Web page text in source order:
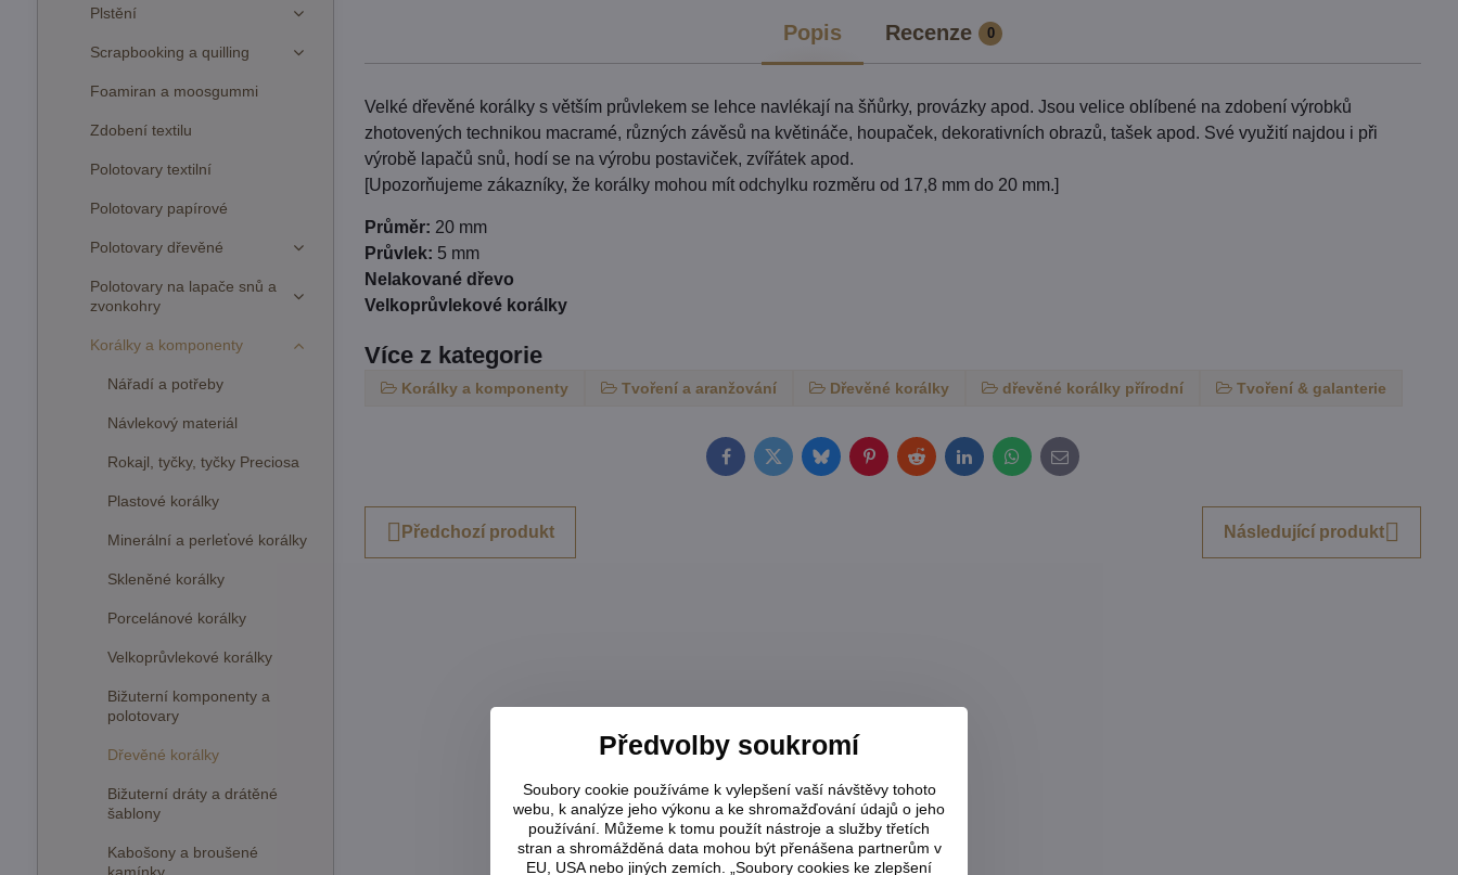
Popis Recenze 0
Velké dřevěné korálky s větším průvlekem se lehce navlékají na šňůrky, provázky apod. Jsou velice oblíbené na zdobení výrobků
zhotovených technikou macramé, různých závěsů na květináče, houpaček, dekorativních obrazů, tašek apod. Své využití najdou i při
výrobě lapačů snů, hodí se na výrobu postaviček, zvířátek apod.
[Upozorňujeme zákazníky, že korálky mohou mít odchylku rozměru od 17,8 mm do 20 mm.]
Průměr: 20 mm
Průvlek: 5 mm
Nelakované dřevo
Velkoprůvlekové korálky
Více z kategorie
Korálky a komponenty Tvoření a aranžování Dřevěné korálky dřevěné korálky přírodní Tvoření & galanterie
FacebookTwitterBlueskyPinterestRedditLinkedInWhatsApp
E-
mail
Předchozí produkt Následující produkt
Plstění
Scrapbooking a quilling
Foamiran a moosgummi
Zdobení textilu
Polotovary textilní
Polotovary papírové
Polotovary dřevěné
Polotovary na lapače snů a
zvonkohry
Korálky a komponenty
Nářadí a potřeby
Návlekový materiál
Rokajl, tyčky, tyčky Preciosa
Plastové korálky
Minerální a perleťové korálky
Skleněné korálky
Porcelánové korálky
Velkoprůvlekové korálky
Bižuterní komponenty a
polotovary
Dřevěné korálky
Bižuterní dráty a drátěné
šablony
Kabošony a broušené
Předvolby soukromí
Soubory cookie používáme k vylepšení vaší návštěvy tohoto
webu, k analýze jeho výkonu a ke shromažďování údajů o jeho
používání. Můžeme k tomu použít nástroje a služby třetích
stran a shromážděná data mohou být přenášena partnerům v
EU, USA nebo jiných zemích. „Soubory cookies ke zlepšení